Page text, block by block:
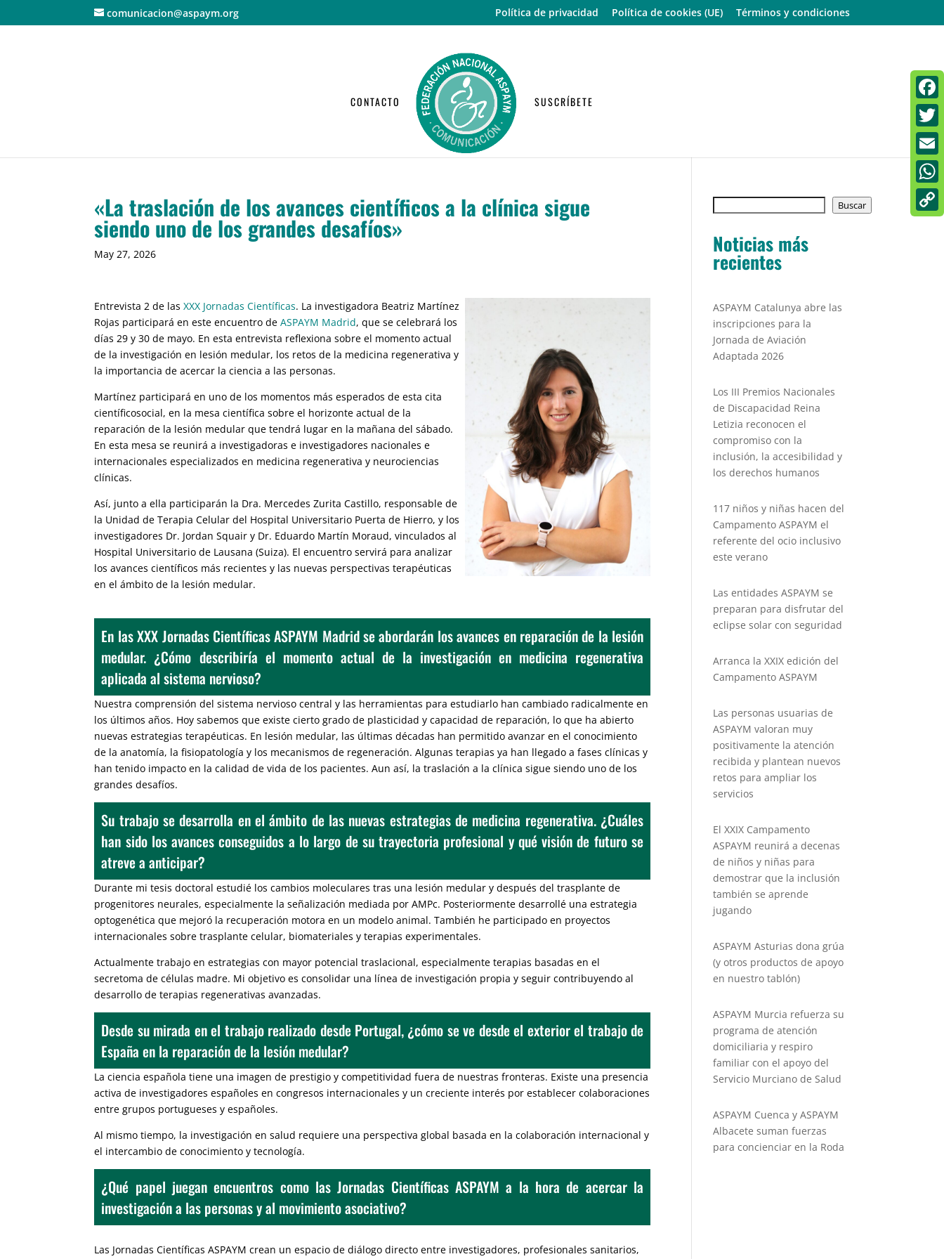
comunicacion@aspaym.org Política de privacidad Política de cookies (UE) Términos y condiciones
CONTACTO SUSCRÍBETE
«La traslación de los avances científicos a la clínica sigue
siendo uno de los grandes desafíos»
May 27, 2026
Entrevista 2 de lasXXX Jornadas Científicas. La investigadora Beatriz Martínez
Rojas participará en este encuentro deASPAYM Madrid, que se celebrará los
días 29 y 30 de mayo. En esta entrevista reflexiona sobre el momento actual
de la investigación en lesión medular, los retos de la medicina regenerativa y
la importancia de acercar la ciencia a las personas.
Martínez participará en uno de los momentos más esperados de esta cita
científicosocial, en la mesa científica sobre el horizonte actual de la
reparación de la lesión medular que tendrá lugar en la mañana del sábado.
En esta mesa se reunirá a investigadoras e investigadores nacionales e
internacionales especializados en medicina regenerativa y neurociencias
clínicas.
Así, junto a ella participarán la Dra. Mercedes Zurita Castillo, responsable de
la Unidad de Terapia Celular del Hospital Universitario Puerta de Hierro, y los
investigadores Dr. Jordan Squair y Dr. Eduardo Martín Moraud, vinculados al
Hospital Universitario de Lausana (Suiza). El encuentro servirá para analizar
los avances científicos más recientes y las nuevas perspectivas terapéuticas
en el ámbito de la lesión medular.
En las XXX Jornadas Científicas ASPAYM Madrid se abordarán los avances en reparación de la lesión
medular. ¿Cómo describiría el momento actual de la investigación en medicina regenerativa
aplicada al sistema nervioso?
Nuestra comprensión del sistema nervioso central y las herramientas para estudiarlo han cambiado radicalmente en
los últimos años. Hoy sabemos que existe cierto grado de plasticidad y capacidad de reparación, lo que ha abierto
nuevas estrategias terapéuticas. En lesión medular, las últimas décadas han permitido avanzar en el conocimiento
de la anatomía, la fisiopatología y los mecanismos de regeneración. Algunas terapias ya han llegado a fases clínicas y
han tenido impacto en la calidad de vida de los pacientes. Aun así, la traslación a la clínica sigue siendo uno de los
grandes desafíos.
Su trabajo se desarrolla en el ámbito de las nuevas estrategias de medicina regenerativa. ¿Cuáles
han sido los avances conseguidos a lo largo de su trayectoria profesional y qué visión de futuro se
atreve a anticipar?
Durante mi tesis doctoral estudié los cambios moleculares tras una lesión medular y después del trasplante de
progenitores neurales, especialmente la señalización mediada por AMPc. Posteriormente desarrollé una estrategia
optogenética que mejoró la recuperación motora en un modelo animal. También he participado en proyectos
internacionales sobre trasplante celular, biomateriales y terapias experimentales.
Actualmente trabajo en estrategias con mayor potencial traslacional, especialmente terapias basadas en el
secretoma de células madre. Mi objetivo es consolidar una línea de investigación propia y seguir contribuyendo al
desarrollo de terapias regenerativas avanzadas.
Desde su mirada en el trabajo realizado desde Portugal, ¿cómo se ve desde el exterior el trabajo de
España en la reparación de la lesión medular?
La ciencia española tiene una imagen de prestigio y competitividad fuera de nuestras fronteras. Existe una presencia
activa de investigadores españoles en congresos internacionales y un creciente interés por establecer colaboraciones
entre grupos portugueses y españoles.
Al mismo tiempo, la investigación en salud requiere una perspectiva global basada en la colaboración internacional y
el intercambio de conocimiento y tecnología.
¿Qué papel juegan encuentros como las Jornadas Científicas ASPAYM a la hora de acercar la
investigación a las personas y al movimiento asociativo?
Las Jornadas Científicas ASPAYM crean un espacio de diálogo directo entre investigadores, profesionales sanitarios,
Buscar
Noticias más
recientes
ASPAYM Catalunya abre las
inscripciones para la
Jornada de Aviación
Adaptada 2026
Los III Premios Nacionales
de Discapacidad Reina
Letizia reconocen el
compromiso con la
inclusión, la accesibilidad y
los derechos humanos
117 niños y niñas hacen del
Campamento ASPAYM el
referente del ocio inclusivo
este verano
Las entidades ASPAYM se
preparan para disfrutar del
eclipse solar con seguridad
Arranca la XXIX edición del
Campamento ASPAYM
Las personas usuarias de
ASPAYM valoran muy
positivamente la atención
recibida y plantean nuevos
retos para ampliar los
servicios
El XXIX Campamento
ASPAYM reunirá a decenas
de niños y niñas para
demostrar que la inclusión
también se aprende
jugando
ASPAYM Asturias dona grúa
(y otros productos de apoyo
en nuestro tablón)
ASPAYM Murcia refuerza su
programa de atención
domiciliaria y respiro
familiar con el apoyo del
Servicio Murciano de Salud
ASPAYM Cuenca y ASPAYM
Albacete suman fuerzas
para concienciar en la Roda
Email